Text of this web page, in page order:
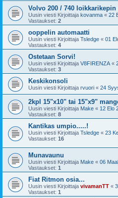
Volvo 200 / 740 loikkarikepin
Uusin viesti Kirjoittaja kovanma « 22
Vastaukset: 2
ooppelin automaatti
Uusin viesti Kirjoittaja Tsledge « 01
Vastaukset: 4
Ostetaan Sorvi!
Uusin viesti Kirjoittaja V8FIRENZA «
Vastaukset: 3
Keskikonsoli
Uusin viesti Kirjoittaja rvuori « 24
2kpl 15"x10" tai 15"x9"
Uusin viesti Kirjoittaja Make « 12 Elo
Vastaukset: 8
Kantikas umpio.....!
Uusin viesti Kirjoittaja Tsledge « 23
Vastaukset: 16
Munavaunu
Uusin viesti Kirjoittaja Make « 06
Vastaukset: 1
Fiat Ritmon osia...
Uusin viesti Kirjoittaja vivamanTT «
Vastaukset: 1